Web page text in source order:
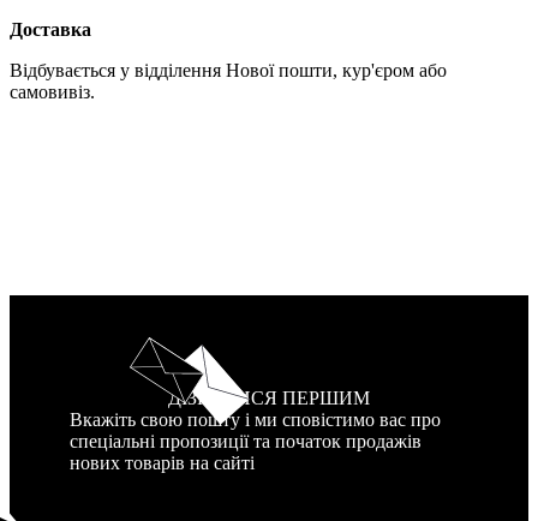
Доставка
Відбувається у відділення Нової пошти, кур'єром або
самовивіз.
ДІЗНАТИСЯ ПЕРШИМ
Вкажіть свою пошту і ми сповістимо вас про
спеціальні пропозиції та початок продажів
нових товарів на сайті